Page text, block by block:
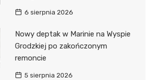
6 sierpnia 2026
Nowy deptak w Marinie na Wyspie
Grodzkiej po zakończonym
remoncie
5 sierpnia 2026